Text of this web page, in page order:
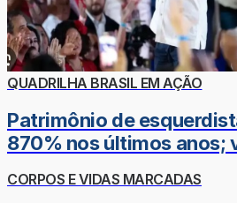
QUADRILHA BRASIL EM AÇÃO
Patrimônio de
870% nos últimos anos;
CORPOS E VIDAS MARCADAS